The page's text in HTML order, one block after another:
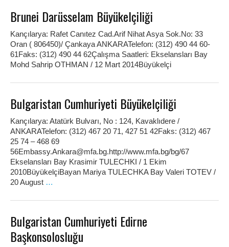
Brunei Darüsselam Büyükelçiliği
Kançılarya: Rafet Canıtez Cad.Arif Nihat Asya Sok.No: 33
Oran ( 806450)/ Çankaya ANKARATelefon: (312) 490 44 60-
61Faks: (312) 490 44 62Çalışma Saatleri: Ekselansları Bay
Mohd Sahrip OTHMAN / 12 Mart 2014Büyükelçi
Bulgaristan Cumhuriyeti Büyükelçiliği
Kançılarya: Atatürk Bulvarı, No : 124, Kavaklıdere /
ANKARATelefon: (312) 467 20 71, 427 51 42Faks: (312) 467
25 74 – 468 69
56Embassy.Ankara@mfa.bg.http://www.mfa.bg/bg/67
Ekselansları Bay Krasimir TULECHKI / 1 Ekim
2010BüyükelçiBayan Mariya TULECHKA Bay Valeri TOTEV /
20 August …
Bulgaristan Cumhuriyeti Edirne
Başkonsolosluğu